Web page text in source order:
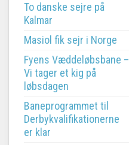
To danske sejre på
Kalmar
Masiol fik sejr i Norge
Fyens Væddeløbsbane –
Vi tager et kig på
løbsdagen
Baneprogrammet til
Derbykvalifikationerne
er klar